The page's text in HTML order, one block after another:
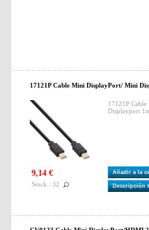
17121P Cable Mini DisplayPort/ Mini
17121P
Displayport
9,14 €
Stock : 32
Añadir a la
Descripción